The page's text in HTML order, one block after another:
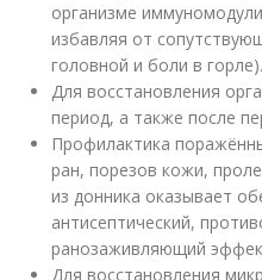
организме
избавляя от
головной и боли в горле).
Для восстановления
период, а также после
Профилактика
ран, порезов кожи,
из донника оказывает
антисептический,
ранозаживляющий
Для восстановления